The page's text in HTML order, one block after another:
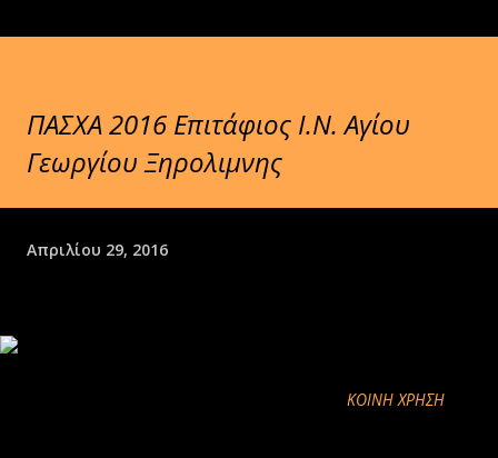
ΠΑΣΧΑ 2016 Επιτάφιος Ι.Ν. Αγίου
Γεωργίου Ξηρολιμνης
Απριλίου 29, 2016
ΚΟΙΝΉ ΧΡΉΣΗ